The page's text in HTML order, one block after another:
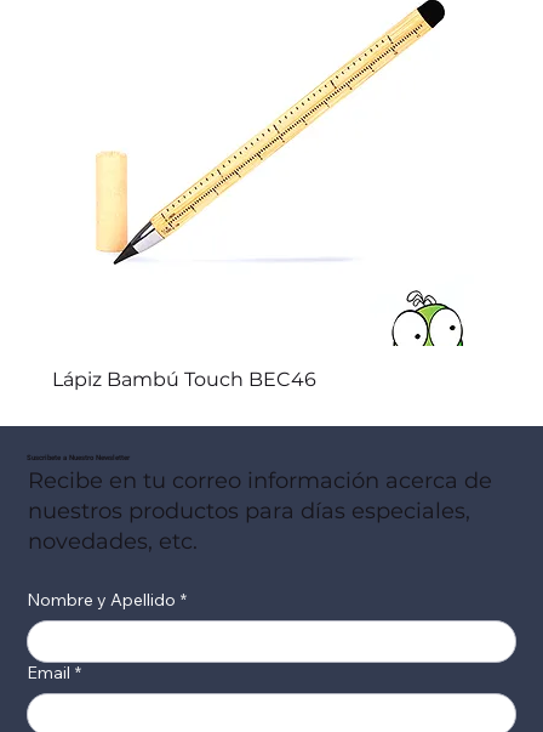
Lápiz Bambú Touch BEC46
Suscribete a Nuestro Newsletter
Recibe en tu correo información acerca de
nuestros productos para días especiales,
novedades, etc.
Nombre y Apellido *
Email *